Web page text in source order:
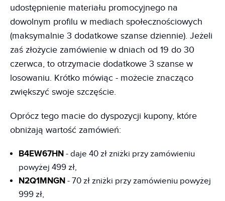
udostępnienie materiału promocyjnego na
dowolnym profilu w mediach społecznościowych
(maksymalnie 3 dodatkowe szanse dziennie). Jeżeli
zaś złożycie zamówienie w dniach od 19 do 30
czerwca, to otrzymacie dodatkowe 3 szanse w
losowaniu. Krótko mówiąc - możecie znacząco
zwiększyć swoje szczęście.
Oprócz tego macie do dyspozycji kupony, które
obniżają wartość zamówień:
B4EW67HN - daje 40 zł zniżki przy zamówieniu
powyżej 499 zł,
N2Q1MNGN - 70 zł zniżki przy zamówieniu powyżej
999 zł,